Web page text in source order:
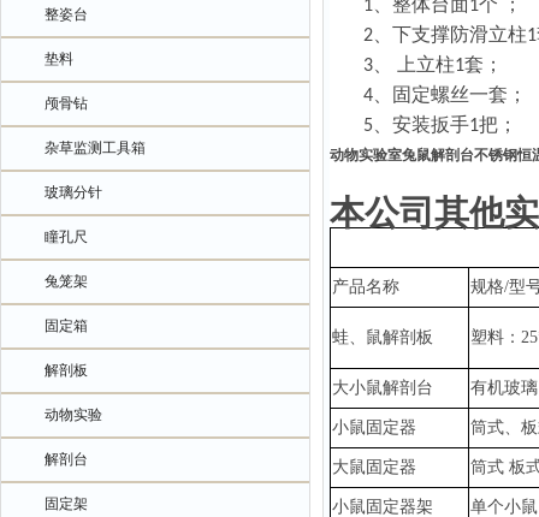
整姿台
垫料
颅骨钻
杂草监测工具箱
玻璃分针
瞳孔尺
兔笼架
固定箱
解剖板
动物实验
解剖台
固定架
1、 整体台面1个 ；
2、 下支撑防滑立柱1
3、 上立柱1套 ；
4、 固定螺丝一套 ；
5、 安装扳手1把 ；
动物实验室兔鼠解剖台不锈钢恒
本公司其他
产品名称 规格/型
蛙、鼠解剖板 塑料：
大小鼠解剖台 有机玻
小鼠固定器 筒式、
大鼠固定器 筒式 板
小鼠固定器架 单个小